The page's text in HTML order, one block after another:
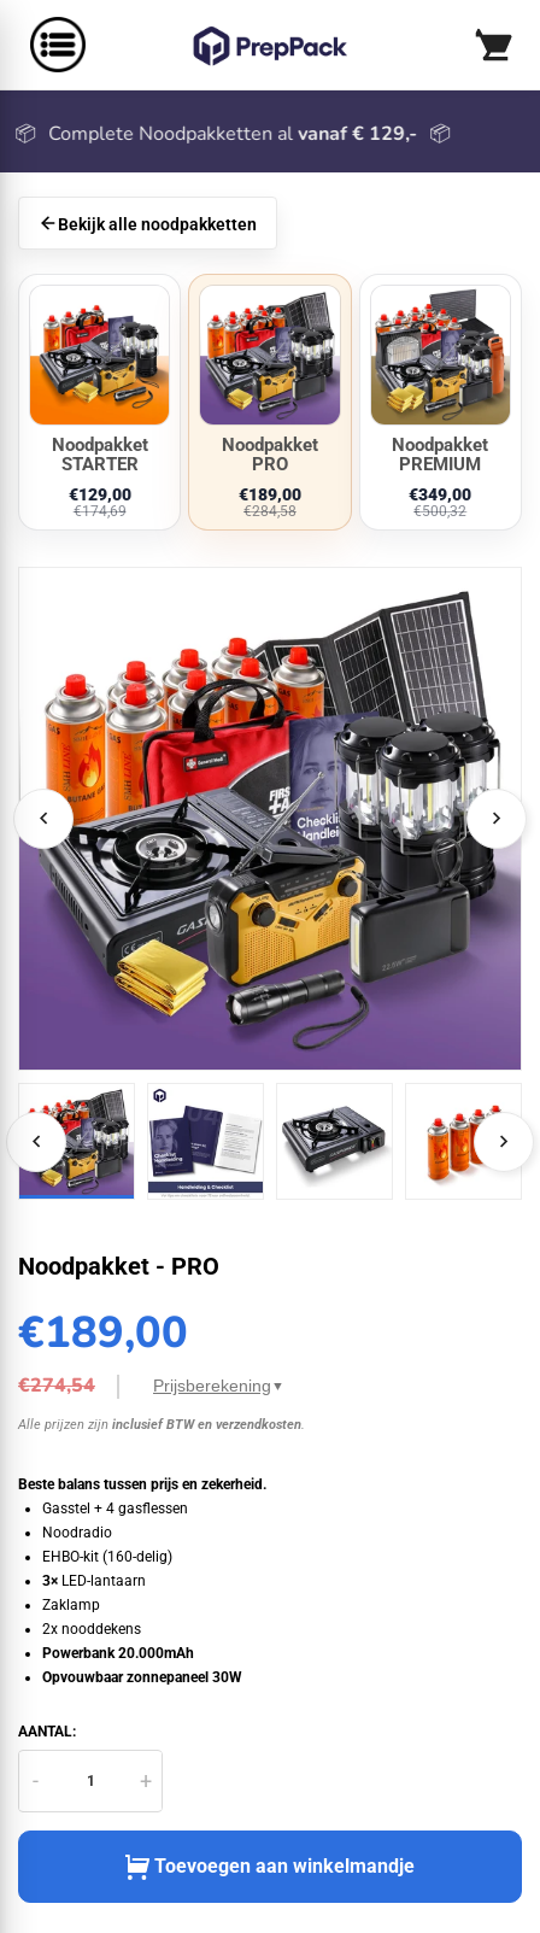
Noodpakketten alvanaf € 129,- 📦
Bekijk alle noodpakketten
Noodpakket
STARTER
€129,00
€174,69
Noodpakket
PRO
€189,00
€284,58
Noodpakket
PREMIUM
€349,00
€500,32
Noodpakket - PRO
€189,00
€274,54 Prijsberekening ▼
Noodradio (Dynamo, Batterijen, USB)
Powerbank 20.000mAh
Opvouwbaar Zonnepaneel 30W
Complete EHBO-kit
Zaklamp Orion 280
Nooddekens (2 stuks)
LED Noodlamp (incl. batterijen) × 3
Jouw prijs
Alle prijzen zijn inclusief BTW en verzendkosten.
Beste balans tussen prijs en zekerheid.
Gasstel + 4 gasflessen
Noodradio
EHBO-kit (160-delig)
3× LED-lantaarn
Zaklamp
2x nooddekens
Powerbank 20.000mAh
Opvouwbaar zonnepaneel 30W
AANTAL:
- +
Toevoegen aan winkelmandje